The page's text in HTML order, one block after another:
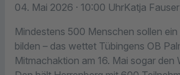
04. Mai 2026 · 10:00 UhrKatja Fauser
Mindestens 500 Menschen sollen
bilden – das wettet Tübingens OB
Mitmachaktion am 16. Mai sogar den